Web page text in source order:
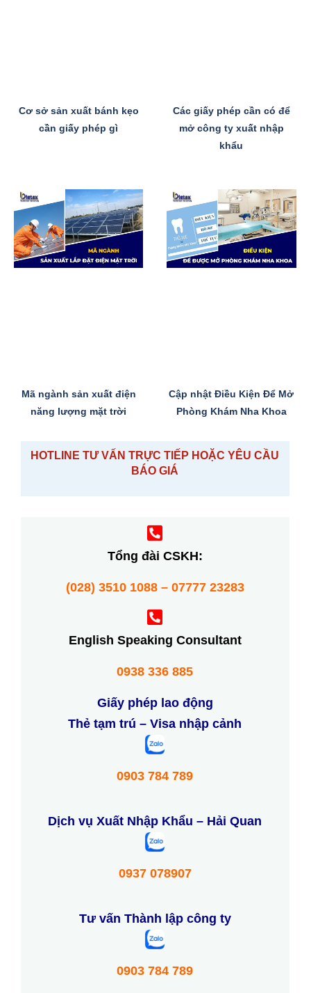
Cơ sở sản xuất bánh kẹo
cần giấy phép gì
Các giấy phép cần có để
mở công ty xuất nhập
khẩu
Mã ngành sản xuất điện
năng lượng mặt trời
Cập nhật Điều Kiện Để Mở
Phòng Khám Nha Khoa
HOTLINE TƯ VẤN TRỰC TIẾP HOẶC YÊU CẦU
BÁO GIÁ
Tổng đài CSKH:
(028) 3510 1088 – 07777 23283
English Speaking Consultant
0938 336 885
Giấy phép lao động
Thẻ tạm trú – Visa nhập cảnh
0903 784 789
Dịch vụ Xuất Nhập Khẩu – Hải Quan
0937 078907
Tư vấn Thành lập công ty
0903 784 789